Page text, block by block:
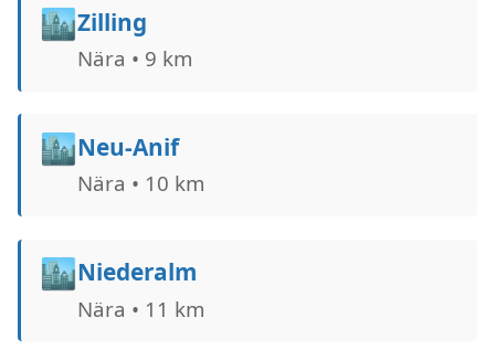
🏙️Zilling
Nära • 9 km
🏙️Neu-Anif
Nära • 10 km
🏙️Niederalm
Nära • 11 km